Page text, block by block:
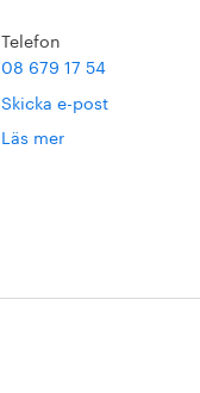
Telefon
08 679 17 54
Skicka e-post
Läs mer